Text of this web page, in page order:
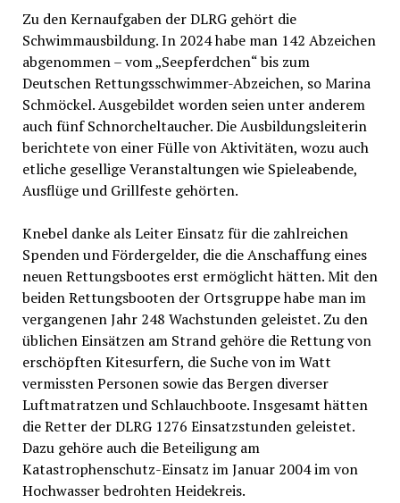
Zu den Kernaufgaben der DLRG gehört die
Schwimmausbildung. In 2024 habe man 142 Abzeichen
abgenommen – vom „Seepferdchen“ bis zum
Deutschen Rettungsschwimmer-Abzeichen, so Marina
Schmöckel. Ausgebildet worden seien unter anderem
auch fünf Schnorcheltaucher. Die Ausbildungsleiterin
berichtete von einer Fülle von Aktivitäten, wozu auch
etliche gesellige Veranstaltungen wie Spieleabende,
Ausflüge und Grillfeste gehörten.
Knebel danke als Leiter Einsatz für die zahlreichen
Spenden und Fördergelder, die die Anschaffung eines
neuen Rettungsbootes erst ermöglicht hätten. Mit den
beiden Rettungsbooten der Ortsgruppe habe man im
vergangenen Jahr 248 Wachstunden geleistet. Zu den
üblichen Einsätzen am Strand gehöre die Rettung von
erschöpften Kitesurfern, die Suche von im Watt
vermissten Personen sowie das Bergen diverser
Luftmatratzen und Schlauchboote. Insgesamt hätten
die Retter der DLRG 1276 Einsatzstunden geleistet.
Dazu gehöre auch die Beteiligung am
Katastrophenschutz-Einsatz im Januar 2004 im von
Hochwasser bedrohten Heidekreis.